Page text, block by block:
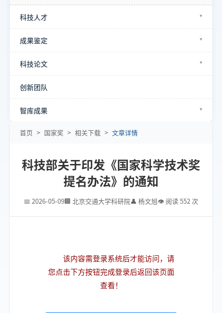
科技人才
成果鉴定
科技论文
创新团队
智库成果
首页 > 国家奖 > 相关下载 > 文章详情
科技部关于印发《国家科学技术奖
提名办法》的通知
📅 2026-05-09🏢 北京交通大学科研院👤 杨文旭👁 阅读 552 次
该内容需登录系统后才能访问，请
您点击下方按钮完成登录后返回该页面
查看！